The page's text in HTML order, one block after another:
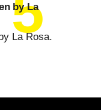
by La
La Rosa.